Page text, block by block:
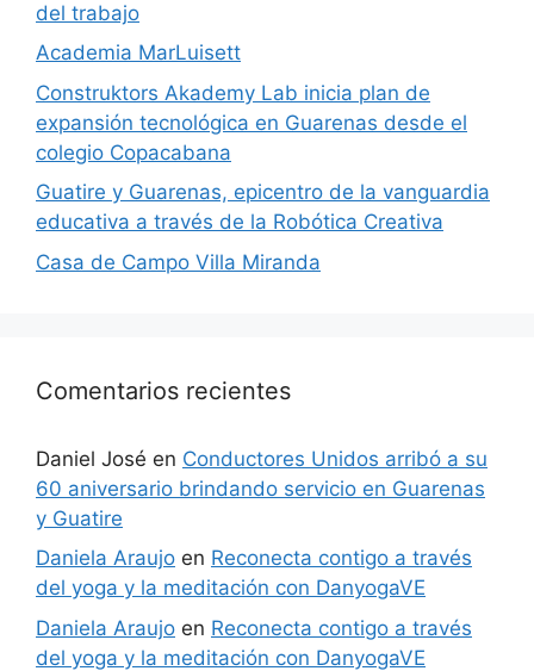
del trabajo
Academia MarLuisett
Construktors Akademy Lab inicia plan de
expansión tecnológica en Guarenas desde el
colegio Copacabana
Guatire y Guarenas, epicentro de la vanguardia
educativa a través de la Robótica Creativa
Casa de Campo Villa Miranda
Comentarios recientes
Daniel José en Conductores Unidos arribó a su
60 aniversario brindando servicio en Guarenas
y Guatire
Daniela Araujo en Reconecta contigo a través
del yoga y la meditación con DanyogaVE
Daniela Araujo en Reconecta contigo a través
del yoga y la meditación con DanyogaVE